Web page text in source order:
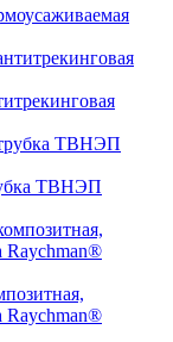
ТВНЭП
Raychman®